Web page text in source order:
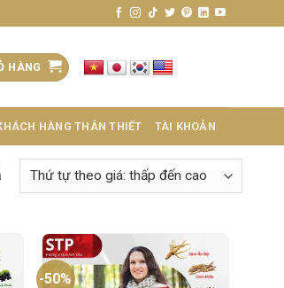
HÀNG
HÀNG THÂN THIẾT TÀI KHOẢN
-50%